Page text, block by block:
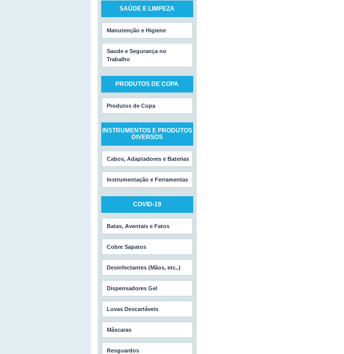
SAÚDE E LIMPEZA
Manutenção e Higiene
Saude e Segurança no
Trabalho
PRODUTOS DE COPA
Produtos de Copa
INSTRUMENTOS E PRODUTOS
DIVERSOS
Cabos, Adaptadores e Baterias
Instrumentação e Ferramentas
COVID-19
Batas, Aventais e Fatos
Cobre Sapatos
Desinfectantes (Mãos, etc..)
Dispensadores Gel
Luvas Descartáveis
Máscaras
Resguardos